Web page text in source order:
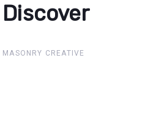
Discover
Discover
MASONRY CREATIVE